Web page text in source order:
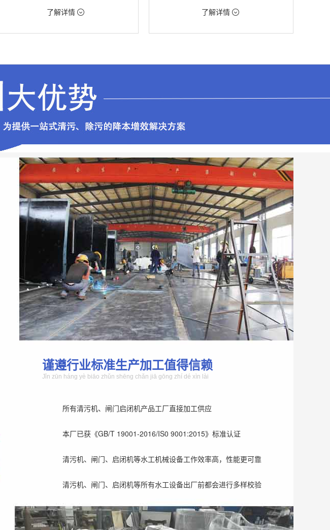
价格：9888元/台
机
了解详情
价格：1.66万/台
机
了解详情
谨遵行业标准生产加工值得信赖
Jǐn zūn háng yè biāo zhǔn shēng chǎn jiā gōng zhí dé xìn lài
所有清污机、闸门启闭机产品工厂直接加工供应
本厂已获《GB/T 19001-2016/IS0 9001:2015》标准认证
清污机、闸门、启闭机等水工机械设备工作效率高，性能更可靠
清污机、闸门、启闭机等所有水工设备出厂前都会进行多样校验